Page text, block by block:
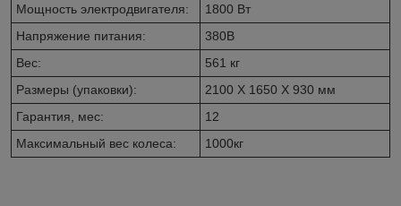
Мощность электродвигателя:
1800 Вт
Напряжение питания:
380В
Вес:
561 кг
Размеры (упаковки):
2100 X 1650 X 930 мм
Гарантия, мес:
12
Максимальный вес колеса:
1000кг